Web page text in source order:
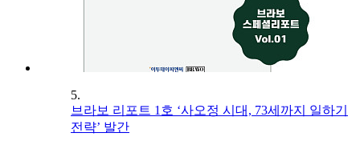
5.
브라보 리포트 1호 ‘사오정 시대, 73세까지 일하기
전략’ 발간